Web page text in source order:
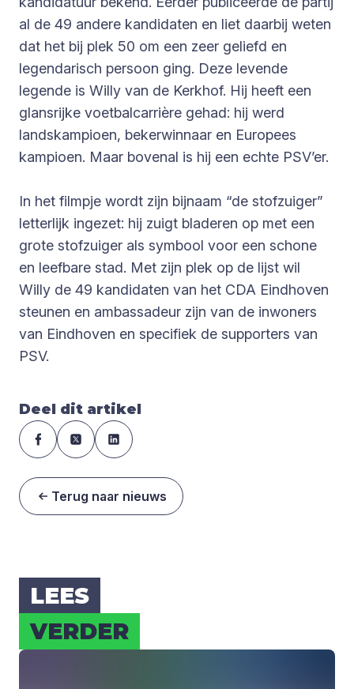
al de 49 andere kandidaten en liet daarbij weten
dat het bij plek 50 om een zeer geliefd en
legendarisch persoon ging. Deze levende
legende is Willy van de Kerkhof. Hij heeft een
glansrijke voetbalcarrière gehad: hij werd
landskampioen, bekerwinnaar en Europees
kampioen. Maar bovenal is hij een echte PSV’er.
In het filmpje wordt zijn bijnaam “de stofzuiger”
letterlijk ingezet: hij zuigt bladeren op met een
grote stofzuiger als symbool voor een schone
en leefbare stad. Met zijn plek op de lijst wil
Willy de 49 kandidaten van het CDA Eindhoven
steunen en ambassadeur zijn van de inwoners
van Eindhoven en specifiek de supporters van
PSV.
Deel dit artikel
Terug naar nieuws
LEES
VER­DER